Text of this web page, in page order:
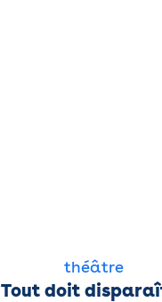
théâtre
Tout doit